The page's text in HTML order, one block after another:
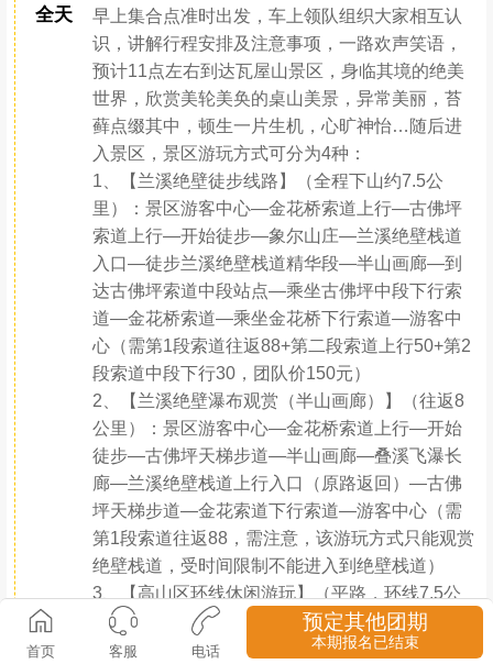
行程安排
Day.1（06月10日）成都—洪雅—瓦屋山
早上集合点准时出发，车上领队组织大家相互认
识，讲解行程安排及注意事项，一路欢声笑语，
预计11点左右到达瓦屋山景区，身临其境的绝美
世界，欣赏美轮美奂的桌山美景，异常美丽，苔
藓点缀其中，顿生一片生机，心旷神怡…随后进
入景区，景区游玩方式可分为4种：
1、【兰溪绝壁徒步线路】（全程下山约7.5公
里）：景区游客中心—金花桥索道上行—古佛坪
首页 客服 电话
预定其他团期
本期报名已结束